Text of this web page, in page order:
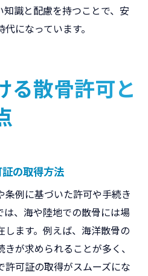
識と配慮を持つことで、安
になっています。
る散骨許可と
の取得方法
例に基づいた許可や手続き
、海や陸地での散骨には場
ます。例えば、海洋散骨の
が求められることが多く、
可証の取得がスムーズにな